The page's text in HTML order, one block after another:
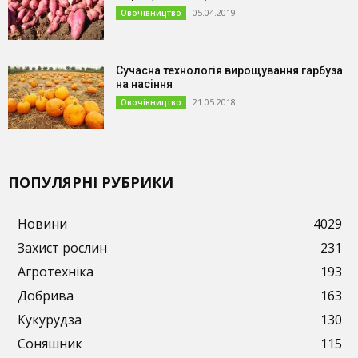
Овочівництво 05.04.2019
Сучасна технологія вирощування гарбуза
на насіння
Овочівництво 21.05.2018
ПОПУЛЯРНІ РУБРИКИ
Новини
4029
Захист рослин
231
Агротехніка
193
Добрива
163
Кукурудза
130
Соняшник
115